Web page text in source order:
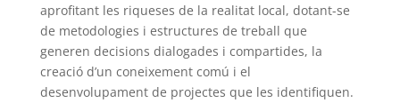
aprofitant les riqueses de la realitat local, dotant-se
de metodologies i estructures de treball que
generen decisions dialogades i compartides, la
creació d’un coneixement comú i el
desenvolupament de projectes que les identifiquen.